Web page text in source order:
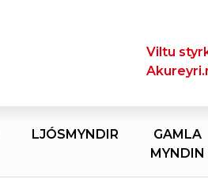
LeitaViltu
LJÓSMYNDIR
GAMLA
MYNDIN